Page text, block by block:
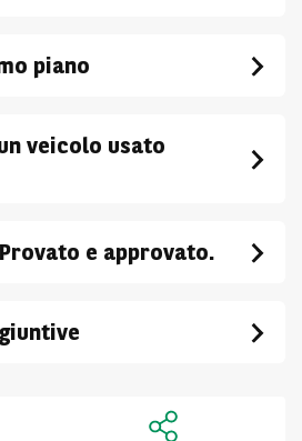
piano
veicolo usato
e approvato.